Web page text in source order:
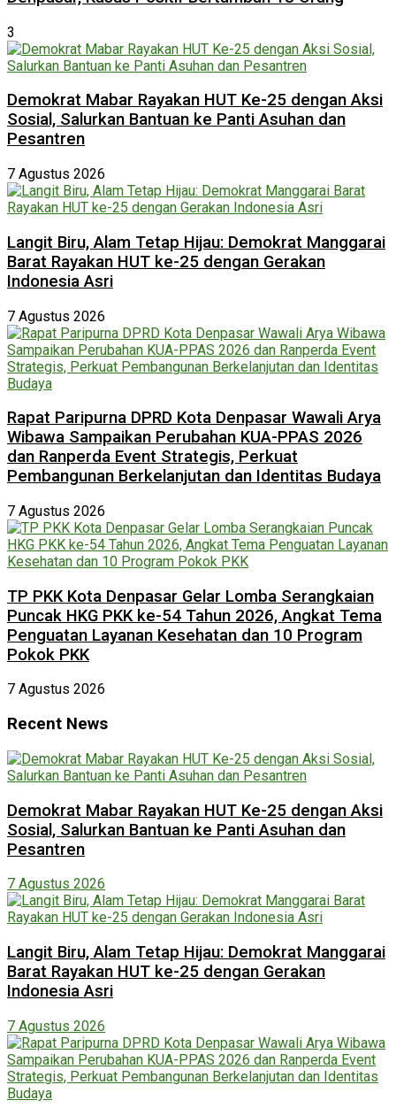
3
Demokrat Mabar Rayakan HUT Ke-25 dengan Aksi
Sosial, Salurkan Bantuan ke Panti Asuhan dan
Pesantren
7 Agustus 2026
Langit Biru, Alam Tetap Hijau: Demokrat Manggarai
Barat Rayakan HUT ke-25 dengan Gerakan
Indonesia Asri
7 Agustus 2026
Rapat Paripurna DPRD Kota Denpasar Wawali Arya
Wibawa Sampaikan Perubahan KUA-PPAS 2026
dan Ranperda Event Strategis, Perkuat
Pembangunan Berkelanjutan dan Identitas Budaya
7 Agustus 2026
TP PKK Kota Denpasar Gelar Lomba Serangkaian
Puncak HKG PKK ke-54 Tahun 2026, Angkat Tema
Penguatan Layanan Kesehatan dan 10 Program
Pokok PKK
7 Agustus 2026
Recent News
Demokrat Mabar Rayakan HUT Ke-25 dengan Aksi
Sosial, Salurkan Bantuan ke Panti Asuhan dan
Pesantren
7 Agustus 2026
Langit Biru, Alam Tetap Hijau: Demokrat Manggarai
Barat Rayakan HUT ke-25 dengan Gerakan
Indonesia Asri
7 Agustus 2026